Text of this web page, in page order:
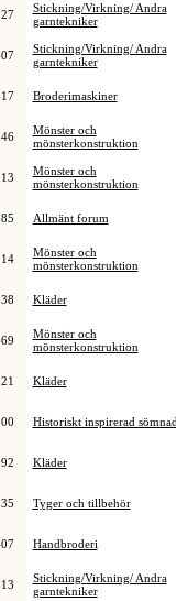
Stickning/Virkning/ Andra
garntekniker
Stickning/Virkning/ Andra
garntekniker
Broderimaskiner
Mönster och
mönsterkonstruktion
Mönster och
mönsterkonstruktion
Allmänt forum
Mönster och
mönsterkonstruktion
Kläder
Mönster och
mönsterkonstruktion
Kläder
Historiskt inspirerad
Kläder
Tyger och tillbehör
Handbroderi
Stickning/Virkning/ Andra
garntekniker